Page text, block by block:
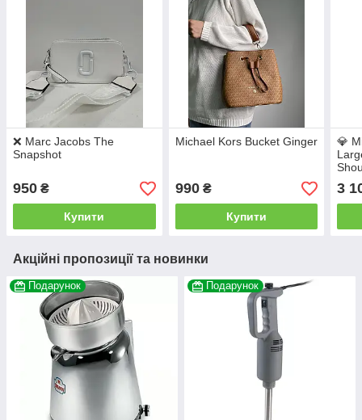
❌ Marc Jacobs The
Snapshot
950 ₴
Купити
Michael Kors Bucket Ginger
990₴
Купити
💎
15
3
Акційні пропозиції та новинки
Подарунок Подарунок